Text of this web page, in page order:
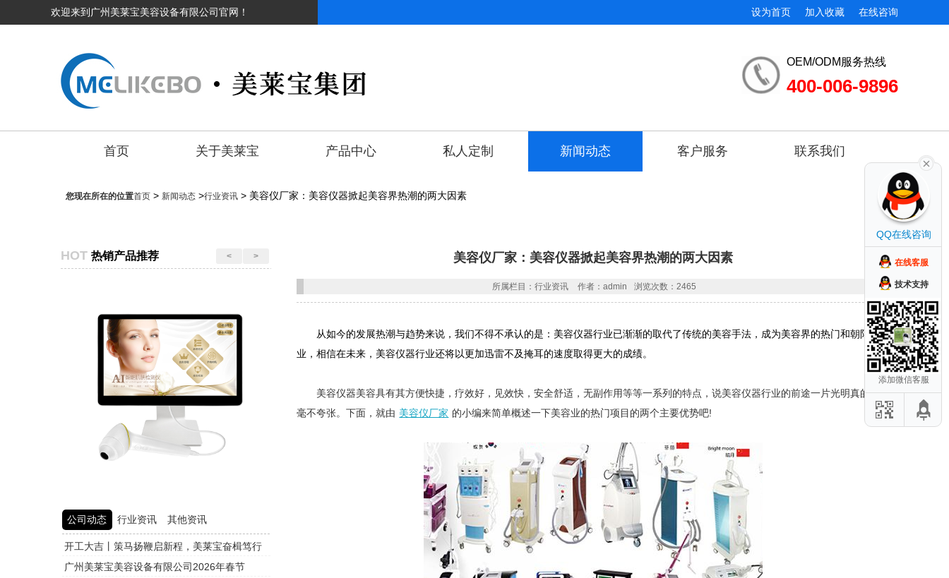
欢迎来到广州美莱宝美容设备有限公司官网！ 在线咨询
加入收藏
设为首页
OEM/ODM服务热线
400-006-9896
首页 关于美莱宝 产品中心 私人定制 新闻动态 客户服务 联系我们
您现在所在的位置首页> 新闻动态>行业资讯> 美容仪厂家：美容仪器掀起美容界热潮的两大因素
HOT 热销产品推荐 < >
公司动态 行业资讯 其他资讯
开工大吉丨策马扬鞭启新程，美莱宝奋楫笃行
广州美莱宝美容设备有限公司2026年春节
头皮检测仪厂家的市场竞争与战略分析
头皮检测仪厂家的产品认证与标准合规性
美莱宝美容仪厂家告诉您哪些高危项目应该避
产后骨盆修复有必要？美莱宝产后修复仪：这
美容仪厂家：美容仪器掀起美容界热潮的两大因素
所属栏目：行业资讯 作者：admin 浏览次数：2465
从如今的发展热潮与趋势来说，我们不得不承认的是：美容仪器行业已渐渐的取代了传统的美容手法，成为美容界的热门和朝阳行
业，相信在未来，美容仪器行业还将以更加迅雷不及掩耳的速度取得更大的成绩。
美容仪器美容具有其方便快捷，疗效好，见效快，安全舒适，无副作用等等一系列的特点，说美容仪器行业的前途一片光明真的是
毫不夸张。下面，就由 美容仪厂家 的小编来简单概述一下美容业的热门项目的两个主要优势吧!
QQ在线咨询
在线客服
技术支持
添加微信客服